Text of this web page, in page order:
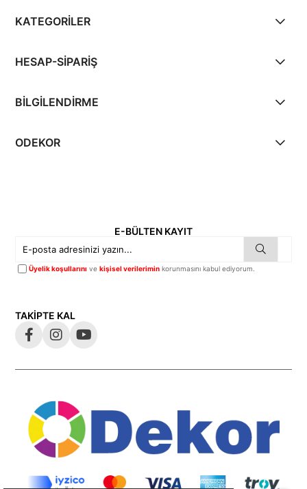
KATEGORİLER
HESAP-SİPARİŞ
BİLGİLENDİRME
ODEKOR
E-BÜLTEN KAYIT
Üyelik koşullarını vekişisel verilerimin korunmasını kabul ediyorum.
TAKİPTE KAL